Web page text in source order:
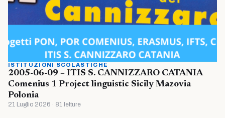
ISTITUZIONI SCOLASTICHE
2005-06-09 – ITIS S. CANNIZZARO CATANIA
Comenius 1 Project linguistic Sicily Mazovia
Polonia
21 Luglio 2026 · 81 letture